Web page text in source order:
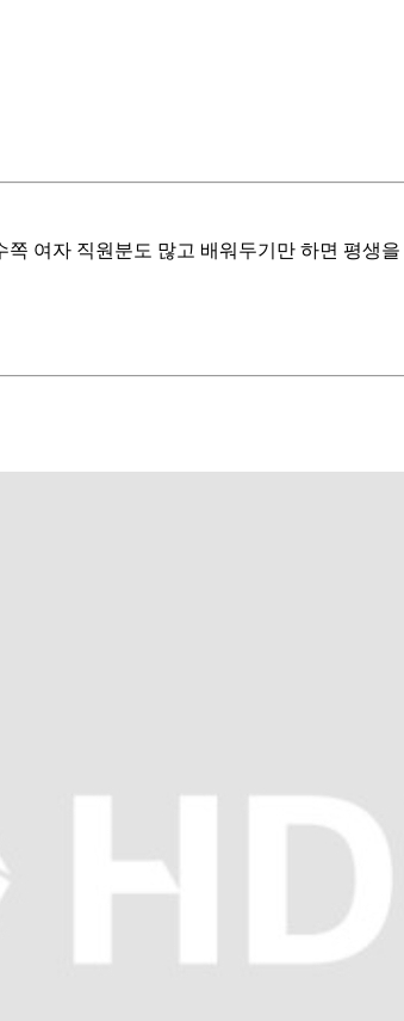
여자 직원분도 많고 배워두기만 하면 평생